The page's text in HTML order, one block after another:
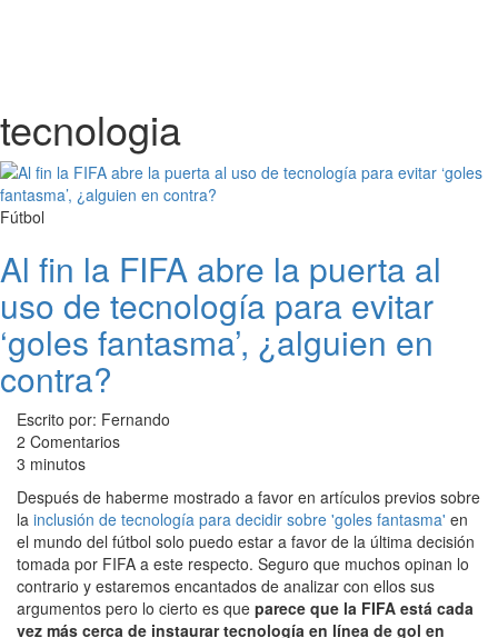
tecnologia
Fútbol
Al fin la FIFA abre la puerta al
uso de tecnología para evitar
‘goles fantasma’, ¿alguien en
contra?
Escrito por: Fernando
2 Comentarios
3 minutos
Después de haberme mostrado a favor en artículos previos sobre
la inclusión de tecnología para decidir sobre 'goles fantasma' en
el mundo del fútbol solo puedo estar a favor de la última decisión
tomada por FIFA a este respecto. Seguro que muchos opinan lo
contrario y estaremos encantados de analizar con ellos sus
argumentos pero lo cierto es que parece que la FIFA está cada
vez más cerca de instaurar tecnología en línea de gol en